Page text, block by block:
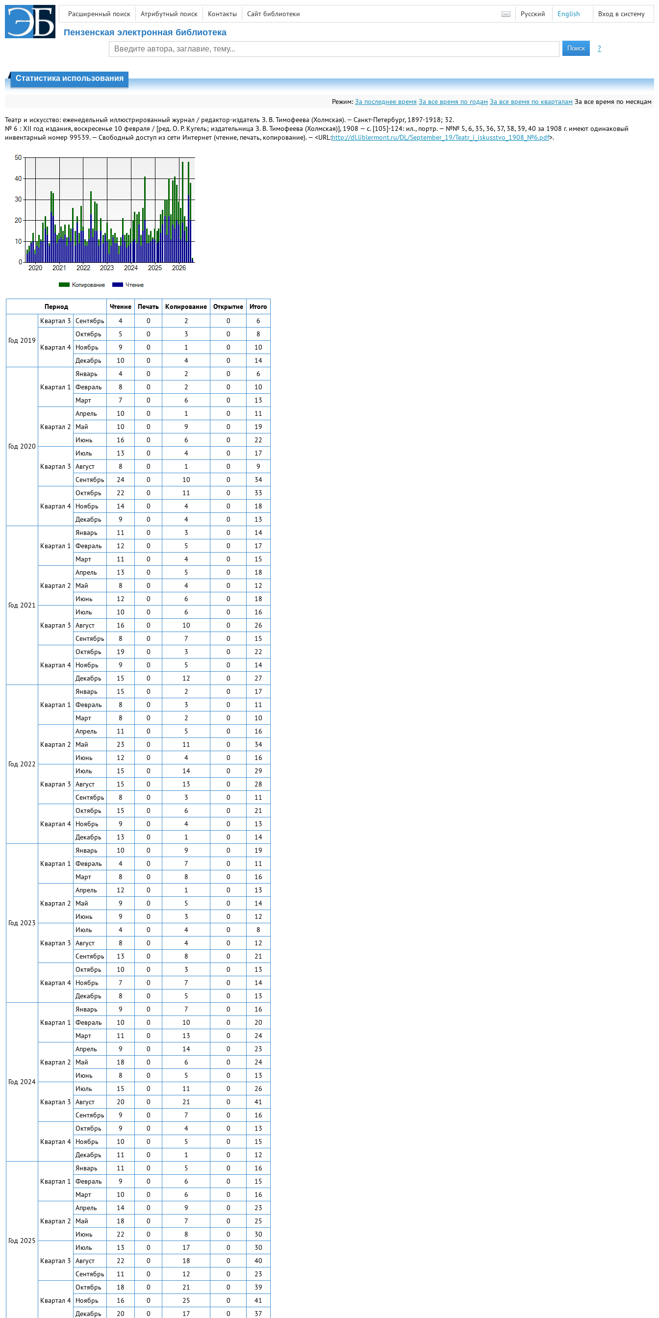
Расширенный поиск Атрибутный поиск Контакты Сайт библиотеки Вход в систему
Русский English
Пензенская электронная библиотека
?
Статистика использования
Режим: За последнее время За все время по годам За все время по кварталам За все время по месяцам
Театр и искусство: еженедельный иллюстрированный журнал / редактор-издатель З. В. Тимофеева (Холмская). — Санкт-Петербург, 1897-1918; 32.
№ 6 : XII год издания, воскресенье 10 февраля / [ред. О. Р. Кугель; издательница З. В. Тимофеева (Холмская)], 1908 — с. [105]-124: ил., портр. — №№ 5, 6, 35, 36, 37, 38, 39, 40 за 1908 г. имеют одинаковый
инвентарный номер 99539. — Свободный доступ из сети Интернет (чтение, печать, копирование). — <URL:http://dl.liblermont.ru/DL/September_19/Teatr_i_iskusstvo_1908_№6.pdf>.
Период Чтение Печать Копирование Открытие Итого
Год 2019
Квартал 3 Сентябрь 4 0 2 0 6
Квартал 4
Октябрь 5 0 3 0
8
Ноябрь
9 0 1 0
10
Декабрь
10 0 4 0 14
Год 2020
Квартал 1
Январь 4 0 2 0
6
Февраль
8 0 2 0
10
Март
7 0 6 0 13
Квартал 2
Апрель 10 0 1 0
11
Май
10 0 9 0
19
Июнь
16 0 6 0 22
Квартал 3
Июль 13 0 4 0
17
Август
8 0 1 0
9
Сентябрь
24 0 10 0 34
Квартал 4
Октябрь 22 0 11 0
33
Ноябрь
14 0 4 0
18
Декабрь
9 0 4 0 13
Год 2021
Квартал 1
Январь 11 0 3 0
14
Февраль
12 0 5 0
17
Март
11 0 4 0 15
Квартал 2
Апрель 13 0 5 0
18
Май
8 0 4 0
12
Июнь
12 0 6 0 18
Квартал 3
Июль 10 0 6 0
16
Август
16 0 10 0
26
Сентябрь
8 0 7 0 15
Квартал 4
Октябрь 19 0 3 0
22
Ноябрь
9 0 5 0
14
Декабрь
15 0 12 0 27
Год 2022
Квартал 1
Январь 15 0 2 0
17
Февраль
8 0 3 0
11
Март
8 0 2 0 10
Квартал 2
Апрель 11 0 5 0
16
Май
23 0 11 0
34
Июнь
12 0 4 0 16
Квартал 3
Июль 15 0 14 0
29
Август
15 0 13 0
28
Сентябрь
8 0 3 0 11
Квартал 4
Октябрь 15 0 6 0
21
Ноябрь
9 0 4 0
13
Декабрь
13 0 1 0 14
Год 2023
Квартал 1
Январь 10 0 9 0
19
Февраль
4 0 7 0
11
Март
8 0 8 0 16
Квартал 2
Апрель 12 0 1 0
13
Май
9 0 5 0
14
Июнь
9 0 3 0 12
Квартал 3
Июль 4 0 4 0
8
Август
8 0 4 0
12
Сентябрь
13 0 8 0 21
Квартал 4
Октябрь 10 0 3 0
13
Ноябрь
7 0 7 0
14
Декабрь
8 0 5 0 13
Год 2024
Квартал 1
Январь 9 0 7 0
16
Февраль
10 0 10 0
20
Март
11 0 13 0 24
Квартал 2
Апрель 9 0 14 0
23
Май
18 0 6 0
24
Июнь
8 0 5 0 13
Квартал 3
Июль 15 0 11 0
26
Август
20 0 21 0
41
Сентябрь
9 0 7 0 16
Квартал 4
Октябрь 9 0 4 0
13
Ноябрь
10 0 5 0
15
Декабрь
11 0 1 0 12
Год 2025
Квартал 1
Январь 11 0 5 0
16
Февраль
9 0 6 0
15
Март
10 0 6 0 16
Квартал 2
Апрель 14 0 9 0
23
Май
18 0 7 0
25
Июнь
22 0 8 0 30
Квартал 3
Июль 13 0 17 0
30
Август
22 0 18 0
40
Сентябрь
11 0 12 0 23
Квартал 4
Октябрь 18 0 21 0
39
Ноябрь
16 0 25 0
41
Декабрь
20 0 17 0 37